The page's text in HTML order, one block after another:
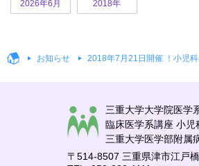
2026年6月 2018年
お知らせ 2018年7月21日開催 ！小児科...
三重大学大学院医学
臨床医学系講座 小児
三重大学医学部附属
〒514-8507 三重県津市江戸